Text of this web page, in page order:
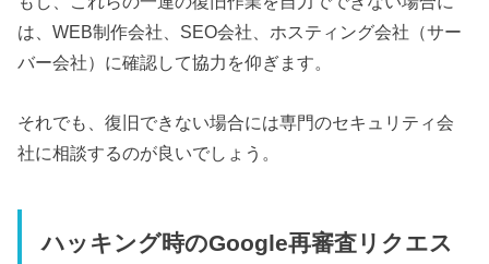
は、WEB制作会社、SEO会社、ホスティング会社（サー
バー会社）に確認して協力を仰ぎます。
それでも、復旧できない場合には専門のセキュリティ会
社に相談するのが良いでしょう。
ハッキング時のGoogle再審査リクエス